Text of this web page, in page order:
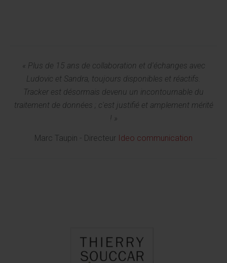
« Plus de 15 ans de collaboration et d'échanges avec
Ludovic et Sandra, toujours disponibles et réactifs.
Tracker est désormais devenu un incontournable du
traitement de données ; c'est justifié et amplement mérité
! »
Marc Taupin - Directeur Ideo communication